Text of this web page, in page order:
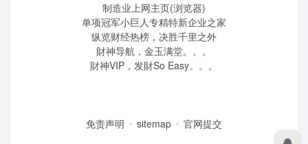
制造业上网主页(浏览器)
单项冠军小巨人专精特新企业之家
纵览财经热榜，决胜千里之外
財神导航，金玉满堂。。。
財神VIP，发財So Easy。。。
免责声明 sitemap 官网提交